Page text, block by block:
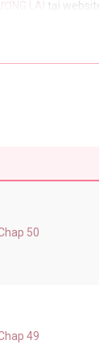
LAI tại
50
49